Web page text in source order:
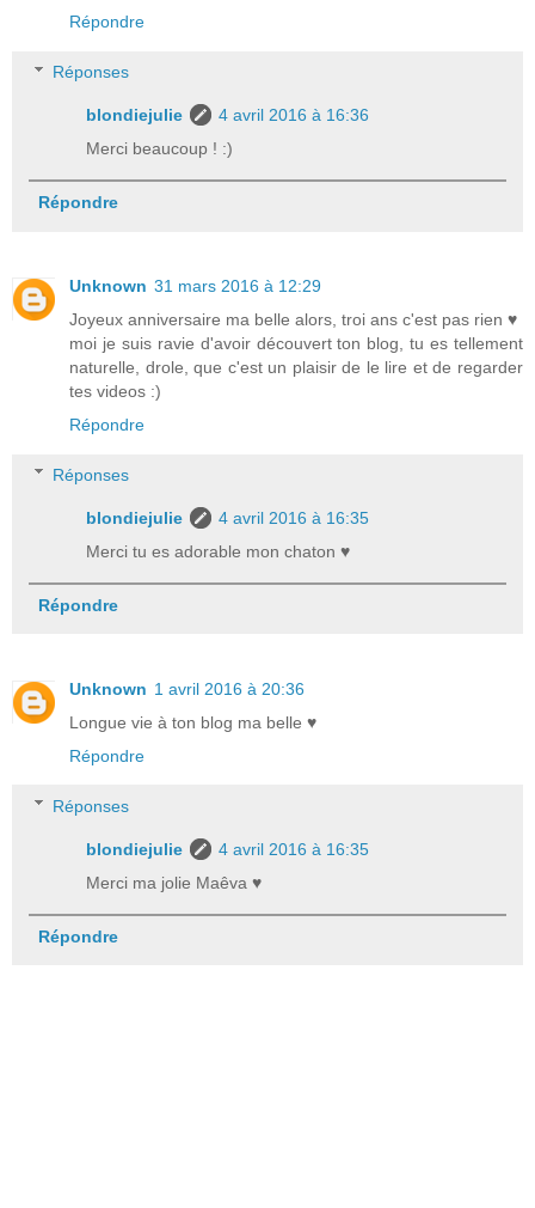
Répondre
Réponses
blondiejulie
4 avril 2016 à 16:36
Merci beaucoup ! :)
Répondre
Unknown 31 mars 2016 à 12:29
Joyeux anniversaire ma belle alors, troi ans c'est pas rien ♥
moi je suis ravie d'avoir découvert ton blog, tu es tellement
naturelle, drole, que c'est un plaisir de le lire et de regarder
tes videos :)
Répondre
Réponses
blondiejulie
4 avril 2016 à 16:35
Merci tu es adorable mon chaton ♥
Répondre
Unknown 1 avril 2016 à 20:36
Longue vie à ton blog ma belle ♥
Répondre
Réponses
blondiejulie
4 avril 2016 à 16:35
Merci ma jolie Maêva ♥
Répondre